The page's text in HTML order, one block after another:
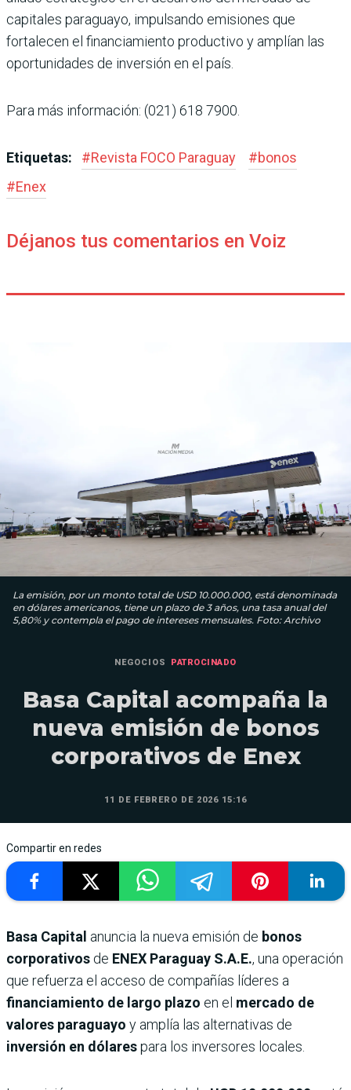
capitales paraguayo, impulsando emisiones que
fortalecen el financiamiento productivo y amplían las
oportunidades de inversión en el país.
Para más información: (021) 618 7900.
Etiquetas: #Revista FOCO Paraguay #bonos
#Enex
Déjanos tus comentarios en Voiz
La emisión, por un monto total de USD 10.000.000, está denominada
en dólares americanos, tiene un plazo de 3 años, una tasa anual del
5,80% y contempla el pago de intereses mensuales. Foto: Archivo
NEGOCIOS PATROCINADO
Basa Capital acompaña la
nueva emisión de bonos
corporativos de Enex
11 DE FEBRERO DE 2026 15:16
Compartir en redes
Basa Capital anuncia la nueva emisión de bonos
corporativos de ENEX Paraguay S.A.E., una operación
que refuerza el acceso de compañías líderes a
financiamiento de largo plazo en el mercado de
valores paraguayo y amplía las alternativas de
inversión en dólarespara los inversores locales.